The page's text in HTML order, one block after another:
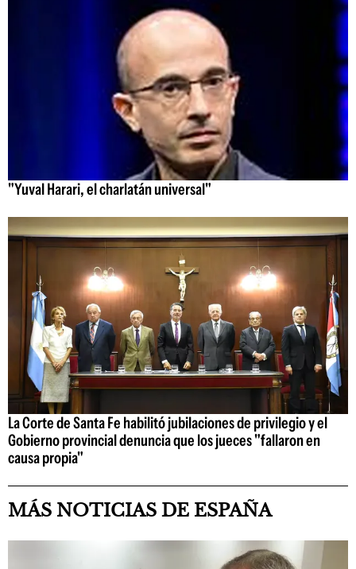
"Yuval Harari, el charlatán universal"
La Corte de Santa Fe habilitó jubilaciones de privilegio y el
Gobierno provincial denuncia que los jueces "fallaron en
causa propia"
MÁS NOTICIAS DE ESPAÑA